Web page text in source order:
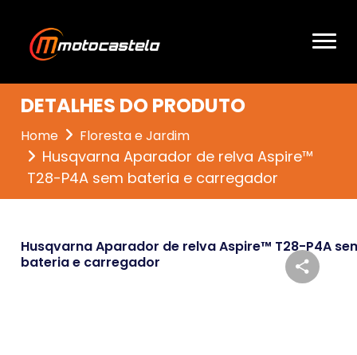
DETALHES DO PRODUTO
Home Floresta e Jardim
Husqvarna Aparador de relva Aspire™
T28-P4A sem bateria e carregador
Husqvarna Aparador de relva Aspire™ T28-P4A
bateria e carregador